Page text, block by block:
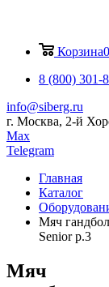
Корзина0
8 (800) 301-
info@siberg.ru
г. Москва, 2-й
Max
Telegram
Главная
Каталог
Мяч
Senior р.3
Мяч